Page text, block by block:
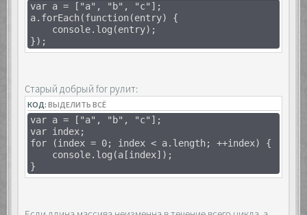
var a = ["a", "b", "c"];
a.forEach(function(entry) {
console.log(entry);
});
Старый добрый for рулит:
КОД:ВЫДЕЛИТЬ ВСЁ
var a = ["a", "b", "c"];
var index;
for (index = 0; index < a.length; ++index) {
console.log(a[index]);
}